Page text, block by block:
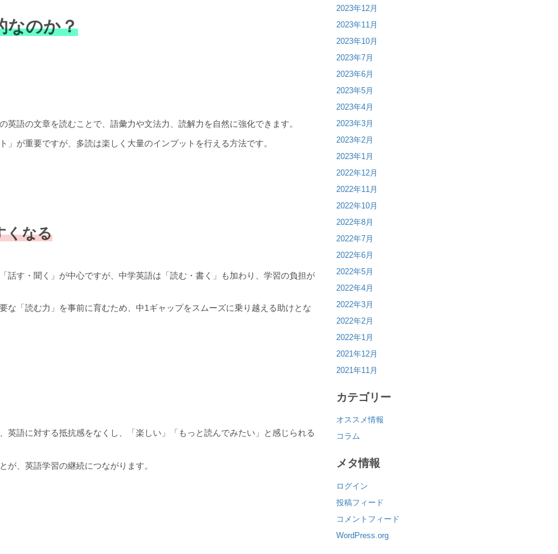
なのか？
英語の文章を読むことで、語彙力や文法力、読解力を自然に強化できます。
」が重要ですが、多読は楽しく大量のインプットを行える方法です。
くなる
話す・聞く」が中心ですが、中学英語は「読む・書く」も加わり、学習の負担が
な「読む力」を事前に育むため、中1ギャップをスムーズに乗り越える助けとな
英語に対する抵抗感をなくし、「楽しい」「もっと読んでみたい」と感じられる
が、英語学習の継続につながります。
2023年12月
2023年11月
2023年10月
2023年7月
2023年6月
2023年5月
2023年4月
2023年3月
2023年2月
2023年1月
2022年12月
2022年11月
2022年10月
2022年8月
2022年7月
2022年6月
2022年5月
2022年4月
2022年3月
2022年2月
2022年1月
2021年12月
2021年11月
カテゴリー
オススメ情報
コラム
メタ情報
ログイン
投稿フィード
コメントフィード
WordPress.org